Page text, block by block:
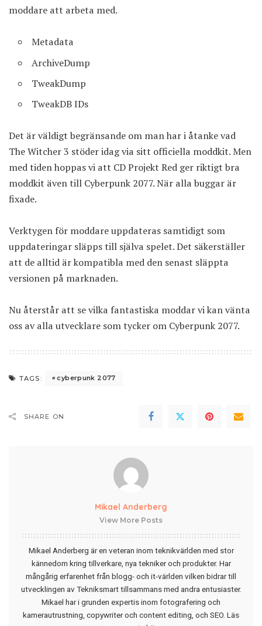
moddare att arbeta med.
Metadata
ArchiveDump
TweakDump
TweakDB IDs
Det är väldigt begränsande om man har i åtanke vad
The Witcher 3 stöder idag via sitt officiella moddkit. Men
med tiden hoppas vi att CD Projekt Red ger riktigt bra
moddkit även till Cyberpunk 2077. När alla buggar är
fixade.
Verktygen för moddare uppdateras samtidigt som
uppdateringar släpps till själva spelet. Det säkerställer
att de alltid är kompatibla med den senast släppta
versionen på marknaden.
Nu återstår att se vilka fantastiska moddar vi kan vänta
oss av alla utvecklare som tycker om Cyberpunk 2077.
TAGS: cyberpunk 2077
SHARE ON
Mikael Anderberg
View More Posts
Mikael Anderberg är en veteran inom teknikvärlden med stor
kännedom kring tillverkare, nya tekniker och produkter. Har
mångårig erfarenhet från blogg- och it-världen vilken bidrar till
utvecklingen av Tekniksmart tillsammans med andra entusiaster.
Mikael har i grunden expertis inom fotografering och
kamerautrustning, copywriter och content editing, och SEO. Läs